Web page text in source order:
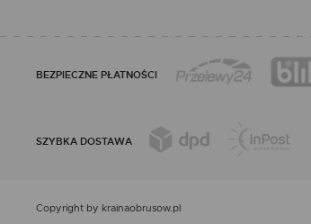
BEZPIECZNE PŁATNOŚCI
SZYBKA DOSTAWA
Copyright by krainaobrusow.pl